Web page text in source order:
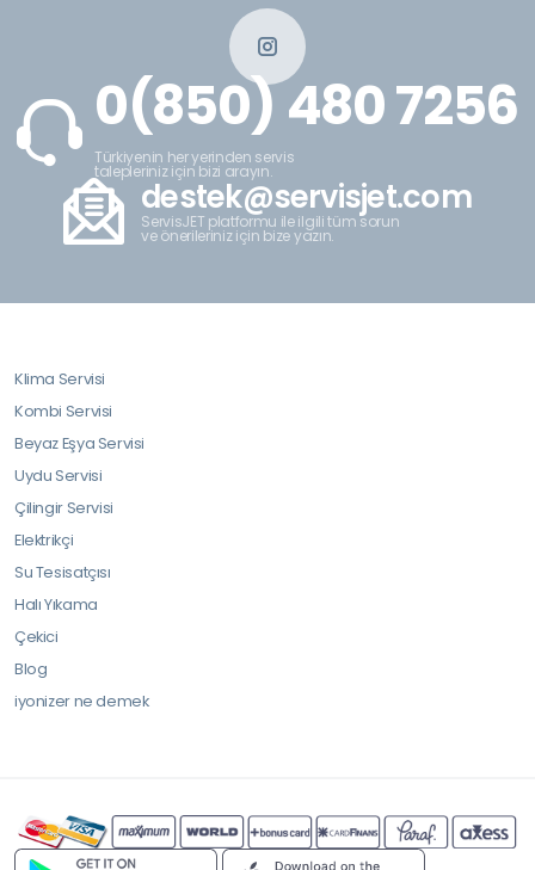
0(850) 480 7256
Türkiyenin her yerinden servis
talepleriniz için bizi arayın.
destek@servisjet.com
ServisJET platformu ile ilgili tüm sorun
ve önerileriniz için bize yazın.
Klima Servisi
Kombi Servisi
Beyaz Eşya Servisi
Uydu Servisi
Çilingir Servisi
Elektrikçi
Su Tesisatçısı
Halı Yıkama
Çekici
Blog
iyonizer ne demek